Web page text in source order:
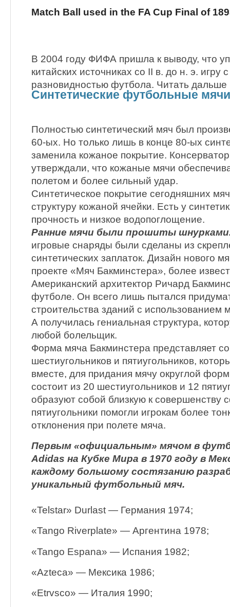
Match Ball used in the FA Cup Final of
В 2004 году ФИФА пришла к выводу, что
китайских источниках со II в. до н. э.
разновидностью футбола. Читать дальше
Синтетические футбольные мячи
Полностью синтетический мяч был
60-ых. Но только лишь в конце 80-ых
заменила кожаное покрытие.
утверждали, что кожаные мячи
полетом и более сильный удар.
Синтетическое покрытие сегодняшних
структуру кожаной ячейки. Есть у
прочность и низкое водопоглощение.
Ранние мячи были прошиты
игровые снаряды были сделаны из
синтетических заплаток. Дизайн нового
проекте «Мяч Бакминстера», более
Американский архитектор Ричард
футболе. Он всего лишь пытался
строительства зданий с
А получилась гениальная структура,
любой болельщик.
Форма мяча Бакминстера представляет
шестиугольников и пятиугольников,
вместе, для придания мячу округлой
состоит из 20 шестиугольников и 12
образуют собой близкую к совершенству
пятиугольники помогли игрокам более
отклонения при полете мяча.
Первым «официальным» мячом в
Adidas на Кубке Мира в 1970 году в
каждому большому состязанию
уникальный футбольный мяч.
«Telstar» Durlast — Германия 1974;
«Tango Riverplate» — Аргентина 1978;
«Tango Espana» — Испания 1982;
«Azteca» — Мексика 1986;
«Etrvsco» — Италия 1990;